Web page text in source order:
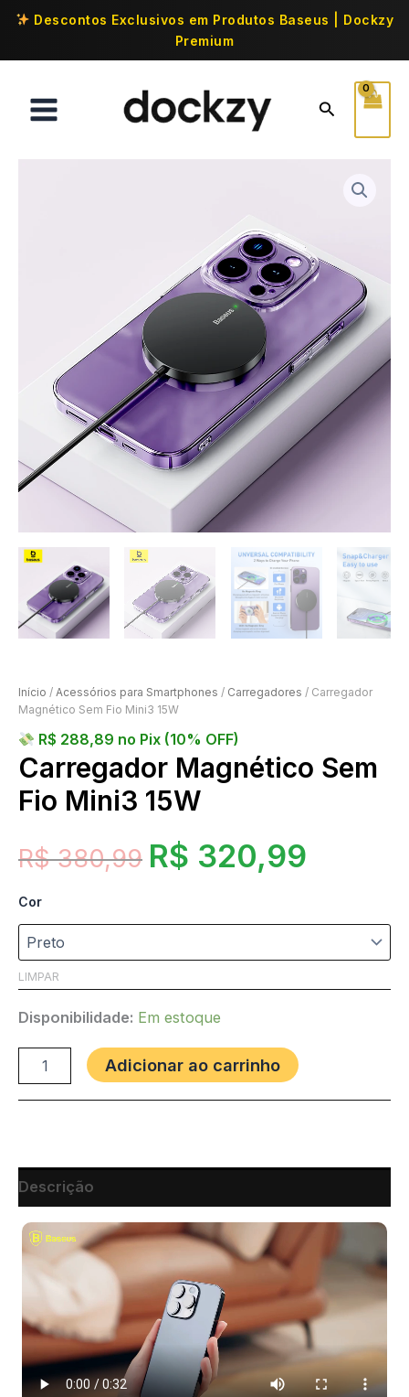
Descontos Exclusivos em Produtos Baseus | Dockzy
Premium
Início / Acessórios para Smartphones / Carregadores / Carregador
Magnético Sem Fio Mini3 15W
R$ 288,89 no Pix (10% OFF)
Carregador Magnético Sem
Fio Mini3 15W
R$380,99 R$ 320,99
Cor
LIMPAR
Disponibilidade: Em estoque
Adicionar ao carrinho
Descrição